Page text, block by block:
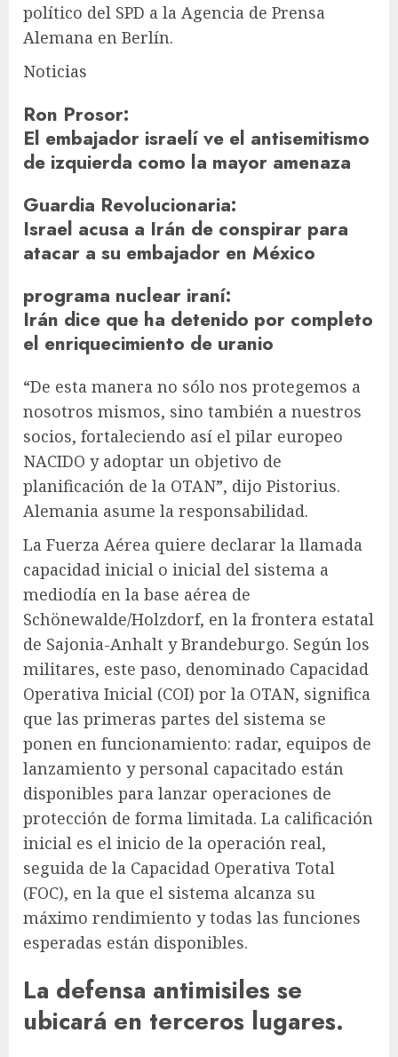
político del SPD a la Agencia de Prensa
Alemana en Berlín.
Noticias
Ron Prosor:
El embajador israelí ve el antisemitismo
de izquierda como la mayor amenaza
Guardia Revolucionaria:
Israel acusa a Irán de conspirar para
atacar a su embajador en México
programa nuclear iraní:
Irán dice que ha detenido por completo
el enriquecimiento de uranio
“De esta manera no sólo nos protegemos a
nosotros mismos, sino también a nuestros
socios, fortaleciendo así el pilar europeo
NACIDO y adoptar un objetivo de
planificación de la OTAN”, dijo Pistorius.
Alemania asume la responsabilidad.
La Fuerza Aérea quiere declarar la llamada
capacidad inicial o inicial del sistema a
mediodía en la base aérea de
Schönewalde/Holzdorf, en la frontera estatal
de Sajonia-Anhalt y Brandeburgo. Según los
militares, este paso, denominado Capacidad
Operativa Inicial (COI) por la OTAN, significa
que las primeras partes del sistema se
ponen en funcionamiento: radar, equipos de
lanzamiento y personal capacitado están
disponibles para lanzar operaciones de
protección de forma limitada. La calificación
inicial es el inicio de la operación real,
seguida de la Capacidad Operativa Total
(FOC), en la que el sistema alcanza su
máximo rendimiento y todas las funciones
esperadas están disponibles.
La defensa antimisiles se
ubicará en terceros lugares.